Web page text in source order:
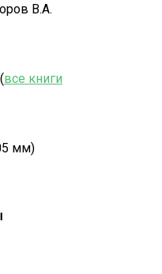
В.А.
все книги
мм)